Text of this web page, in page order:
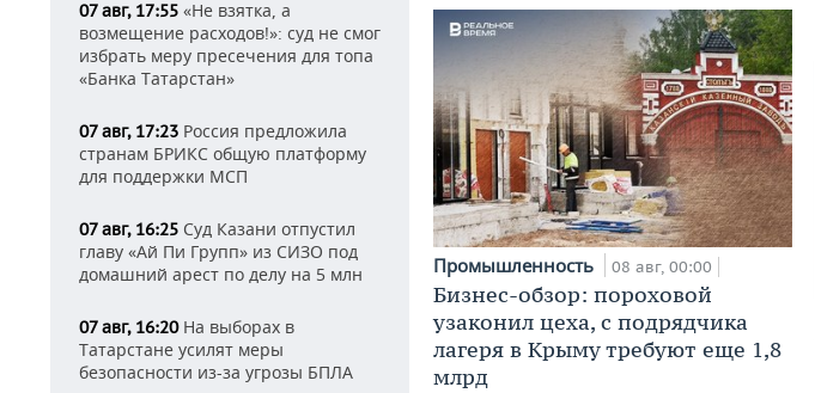
07 авг, 17:55 «Не взятка, а
возмещение расходов!»: суд не смог
избрать меру пресечения для топа
«Банка Татарстан»
07 авг, 17:23 Россия предложила
странам БРИКС общую платформу
для поддержки МСП
07 авг, 16:25 Суд Казани отпустил
главу «Ай Пи Групп» из СИЗО под
домашний арест по делу на 5 млн
07 авг, 16:20На выборах в
Татарстане усилят меры
безопасности из-за угрозы БПЛА
Промышленность 08 авг, 00:00
Бизнес-обзор: пороховой
узаконил цеха, с подрядчика
лагеря в Крыму требуют еще 1,8
млрд